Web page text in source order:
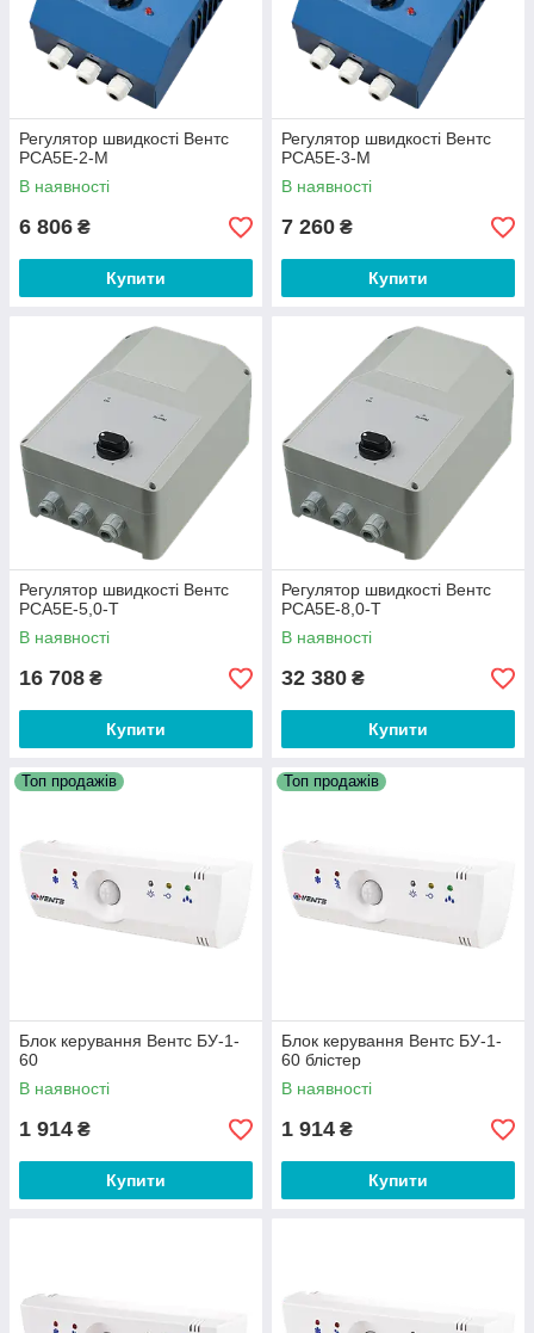
Регулятор швидкості Вентс
РСА5Е-2-М
В наявності
6 806 ₴
Купити
Регулятор швидкості Вентс
РСА5Е-3-М
В наявності
7 260 ₴
Купити
Регулятор швидкості Вентс
РСА5Е-5,0-Т
В наявності
16 708 ₴
Купити
Регулятор швидкості Вентс
РСА5Е-8,0-Т
В наявності
32 380 ₴
Купити
Топ продажів
Блок керування Вентс БУ-1-
60
В наявності
1 914 ₴
Купити
Топ продажів
Блок керування Вентс БУ-1-
60 блістер
В наявності
1 914 ₴
Купити